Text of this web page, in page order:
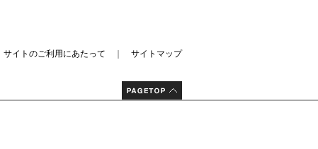
サイトのご利用にあたって サイトマップ